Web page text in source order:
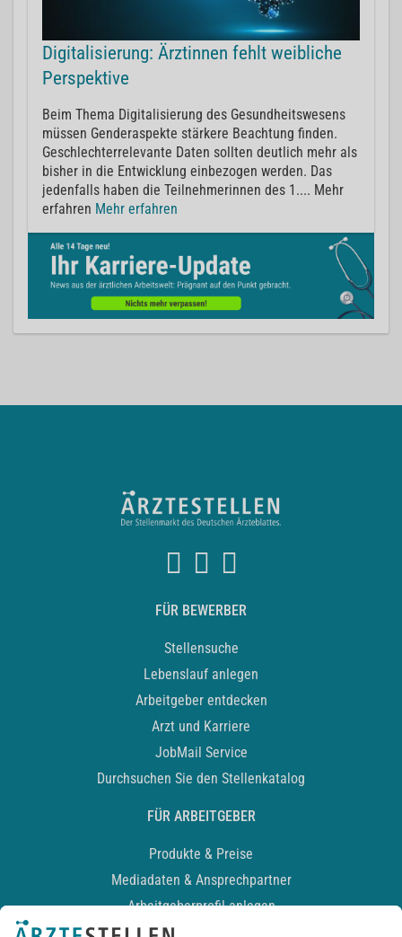
Digitalisierung: Ärztinnen fehlt weibliche
Perspektive
Beim Thema Digitalisierung des Gesundheitswesens
müssen Genderaspekte stärkere Beachtung finden.
Geschlechterrelevante Daten sollten deutlich mehr als
bisher in die Entwicklung einbezogen werden. Das
jedenfalls haben die Teilnehmerinnen des 1.... Mehr
erfahren Mehr erfahren
FÜR BEWERBER
Stellensuche
Lebenslauf anlegen
Arbeitgeber entdecken
Arzt und Karriere
JobMail Service
Durchsuchen Sie den Stellenkatalog
FÜR ARBEITGEBER
Produkte & Preise
Mediadaten & Ansprechpartner
Arbeitgeberprofil anlegen
Recruiting-Podcast